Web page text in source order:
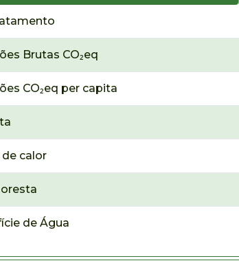
Brutas CO₂eq
CO₂eq per capita
de calor
de Água